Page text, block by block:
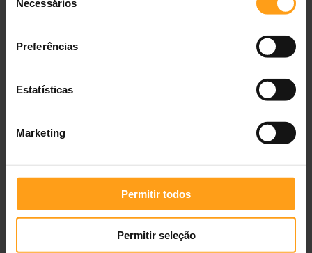
Necessários
Preferências
Estatísticas
Marketing
Permitir todos
Permitir seleção
Conserve o saco bem fechado em local fresco e seco.
Glúten de trigo*